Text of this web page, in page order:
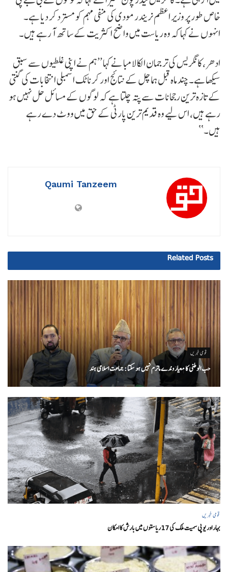
خاص طور پر وزیر اعظم نریندر مودی کی منفی مہم کو مسترد کر دیا ہے۔
انہوں نے کہا کہ وہ ریاست میں واضح اکثریت کے ساتھ آ رہے ہیں۔
ادھر، کانگریس کی ترجمان الکا لامبا نے کہا ’’ہم نے اپنی غلطیوں سے سبق
سیکھا ہے۔ چند ماہ قبل ہماچل کے نتائج اور کرناٹک اسمبلی انتخابات کی گنتی
کے تازہ ترین رجحانات سے پتہ چلتا ہے کہ لوگوں کے مسائل حل نہیں ہو
رہے ہیں، اس لیے وہ قدیم ترین پارٹی کے حق میں ووٹ دے رہے
ہیں۔‘‘
Qaumi Tanzeem
Related Posts
قومی خبریں
حب الوطنی کا معیار وندے ماترم نہیں ہو سکتا : جماعت اسلامی ہند
قومی خبریں
بہار اور یو پی سمیت ملک کی 17ریاستوں میں بارش کا امکان